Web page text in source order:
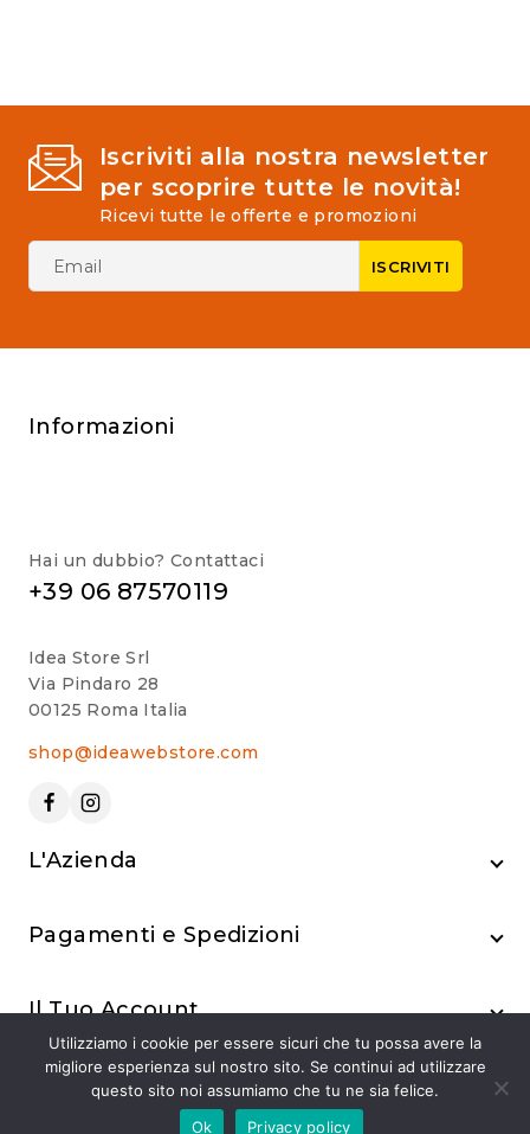
Iscriviti alla nostra newsletter
per scoprire tutte le novità!
Ricevi tutte le offerte e promozioni
Informazioni
Hai un dubbio? Contattaci
+39 06 87570119
Idea Store Srl
Via Pindaro 28
00125 Roma Italia
shop@ideawebstore.com
L'Azienda
Pagamenti e Spedizioni
Il Tuo Account
© 2024 Idea Store Srl
Utilizziamo i cookie per essere sicuri che tu possa avere la
migliore esperienza sul nostro sito. Se continui ad utilizzare
questo sito noi assumiamo che tu ne sia felice.
Ok
Privacy policy